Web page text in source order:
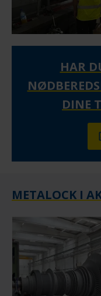
HAR
DINE
METALOCK I